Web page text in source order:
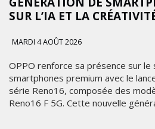
SUR L’IA ET LA
MARDI 4 AOÛT 2026
OPPO renforce sa présence sur le
smartphones premium avec le
série Reno16, composée des
Reno16 F 5G. Cette nouvelle